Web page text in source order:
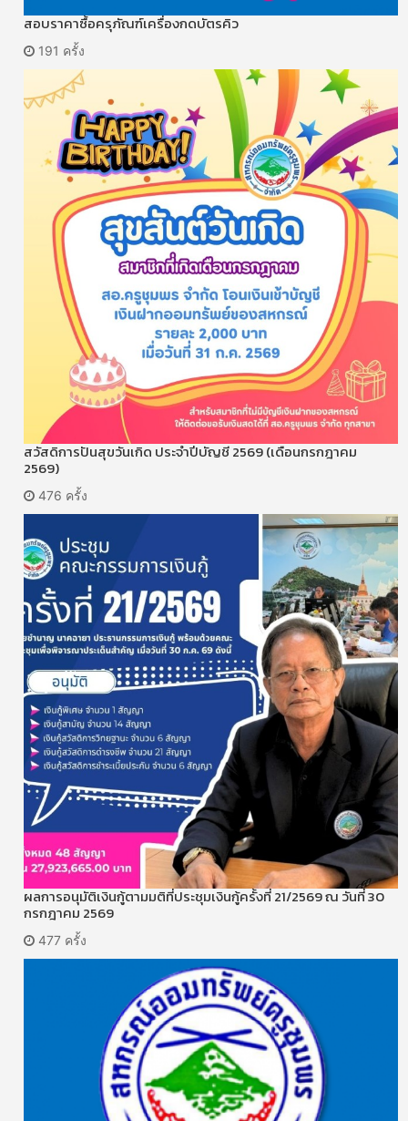
สอบราคาซื้อครุภัณฑ์เครื่องกดบัตรคิว
191 ครั้ง
สวัสดิการปันสุขวันเกิด ประจำปีบัญชี 2569 (เดือนกรกฎาคม
2569)
476 ครั้ง
ผลการอนุมัติเงินกู้ตามมติที่ประชุมเงินกู้ครั้งที่ 21/2569 ณ วันที่ 30
กรกฎาคม 2569
477 ครั้ง